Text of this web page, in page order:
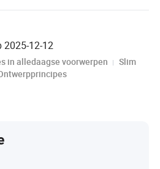
2025-12-12
in alledaagse voorwerpen
Slim